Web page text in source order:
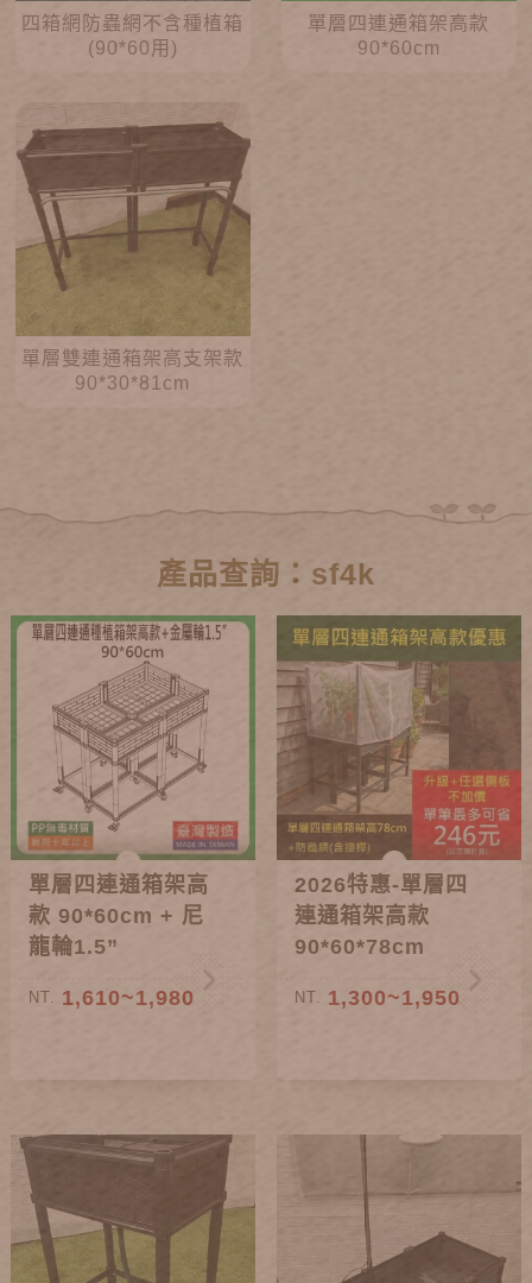
四箱網防蟲網不含種植箱
(90*60用)
單層四連通箱架高款
90*60cm
單層雙連通箱架高支架款
90*30*81cm
產品查詢：sf4k
單層四連通箱架高
款 90*60cm + 尼
龍輪1.5”
NT. 1,610~1,980
2026特惠-單層四
連通箱架高款
90*60*78cm
NT. 1,300~1,950